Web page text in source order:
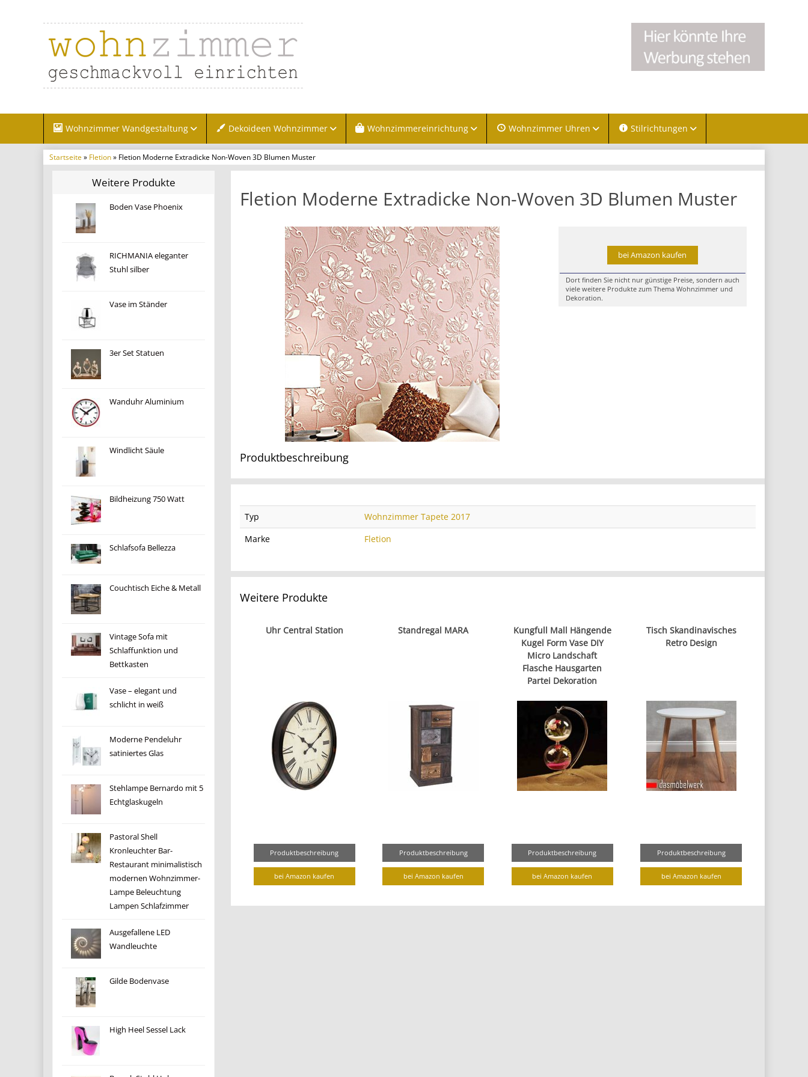
Wohnzimmer Wandgestaltung Dekoideen Wohnzimmer Wohnzimmereinrichtung Wohnzimmer Uhren Stilrichtungen
Startseite» Fletion» Fletion Moderne Extradicke Non-Woven 3D Blumen Muster
Weitere Produkte
Boden Vase Phoenix
RICHMANIA eleganter
Stuhl silber
Vase im Ständer
3er Set Statuen
Wanduhr Aluminium
Windlicht Säule
Bildheizung 750 Watt
Schlafsofa Bellezza
Couchtisch Eiche & Metall
Vintage Sofa mit
Schlaffunktion und
Bettkasten
Vase – elegant und
schlicht in weiß
Moderne Pendeluhr
satiniertes Glas
Stehlampe Bernardo mit 5
Echtglaskugeln
Pastoral Shell
Kronleuchter Bar-
Restaurant minimalistisch
modernen Wohnzimmer-
Lampe Beleuchtung
Lampen Schlafzimmer
Ausgefallene LED
Wandleuchte
Gilde Bodenvase
High Heel Sessel Lack
Fletion Moderne Extradicke Non-Woven 3D Blumen Muster
bei Amazon kaufen
Dort finden Sie nicht nur günstige Preise, sondern auch
viele weitere Produkte zum Thema Wohnzimmer und
Dekoration.
Produktbeschreibung
Typ
Wohnzimmer Tapete 2017
Marke
Fletion
Weitere Produkte
Uhr Central Station
Produktbeschreibung
bei Amazon kaufen
Standregal MARA
Produktbeschreibung
bei Amazon kaufen
Kungfull Mall Hängende
Kugel Form Vase DIY
Micro Landschaft
Flasche Hausgarten
Partei Dekoration
Produktbeschreibung
bei Amazon kaufen
Tisch Skandinavisches
Retro Design
Produktbeschreibung
bei Amazon kaufen